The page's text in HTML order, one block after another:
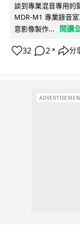
談到專業混音專用的
MDR-M1 專業錄音
意影像製作...
閱讀
32 2 ↗ 分